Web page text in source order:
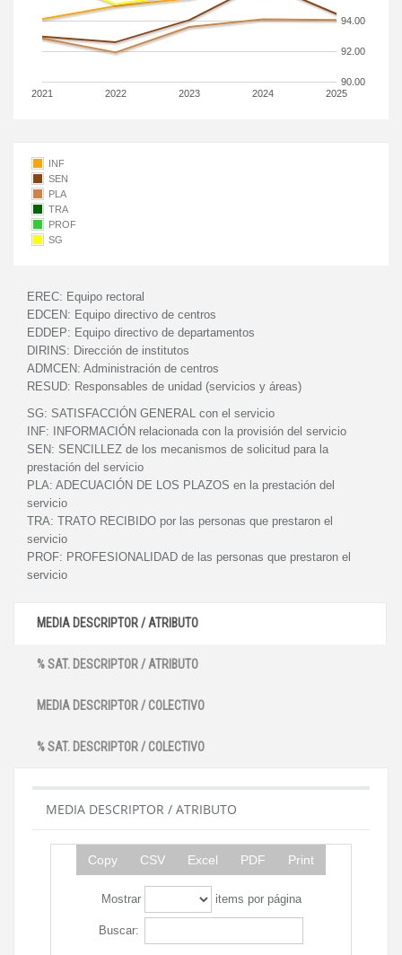
2021 2022 2023 2024 2025
90.00
92.00
94.00
INF
SEN
PLA
TRA
PROF
SG
EREC: Equipo rectoral
EDCEN: Equipo directivo de centros
EDDEP: Equipo directivo de departamentos
DIRINS: Dirección de institutos
ADMCEN: Administración de centros
RESUD: Responsables de unidad (servicios y áreas)
SG: SATISFACCIÓN GENERAL con el servicio
INF:
INFORMACIÓN relacionada con la provisión del servicio
SEN: SENCILLEZ de los mecanismos de solicitud para la
prestación del servicio
PLA: ADECUACIÓN DE LOS PLAZOS en la prestación del
servicio
TRA: TRATO RECIBIDO por las personas que prestaron el
servicio
PROF: PROFESIONALIDAD de las personas que prestaron el
servicio
MEDIA DESCRIPTOR / ATRIBUTO
% SAT. DESCRIPTOR / ATRIBUTO
MEDIA DESCRIPTOR / COLECTIVO
% SAT. DESCRIPTOR / COLECTIVO
MEDIA DESCRIPTOR / ATRIBUTO
Copy CSV Excel PDF Print
Mostrar items por página
Buscar: